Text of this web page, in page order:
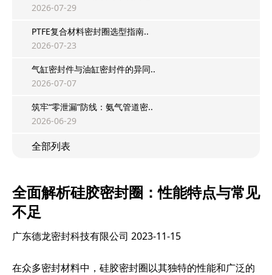
2026-07-29
PTFE复合材料密封圈选型指南..
2026-07-23
气缸密封件与油缸密封件的异同..
2026-07-07
筑牢“零泄漏”防线：氨气管道密..
2026-06-29
全部列表
全面解析硅胶密封圈：性能特点与常见
不足
广东德龙密封科技有限公司 2023-11-15
在众多密封材料中，硅胶密封圈以其独特的性能和广泛的